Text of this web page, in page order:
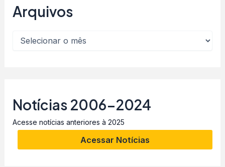
Arquivos
Notícias 2006-2024
Acesse notícias anteriores à 2025
Acessar Notícias